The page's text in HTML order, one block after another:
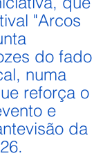
"Arcos
do fado
numa
reforça o
e
da